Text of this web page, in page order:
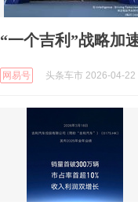
“一个吉利”战略加
网易号 头条车市 2026-04-22